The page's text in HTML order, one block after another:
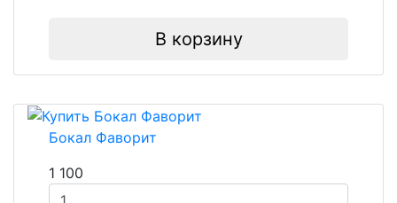
В корзину
Бокал Фаворит
1 100